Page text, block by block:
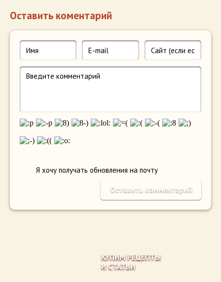
Оставить коментарий
Я хочу получать обновления на почту
КУПИМ РЕЦЕПТЫ
И СТАТЬИ